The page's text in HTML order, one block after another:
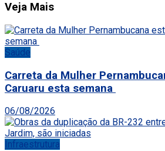
Veja Mais
Saúde
Carreta da Mulher
Caruaru esta semana
06/08/2026
Infraestrutura